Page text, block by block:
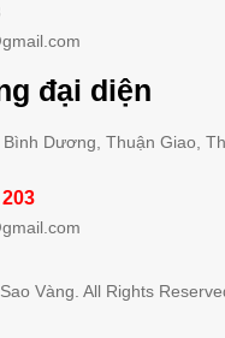
đại diện
Dương, Thuận Giao,
Vàng. All Rights